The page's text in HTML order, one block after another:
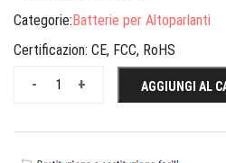
Categorie:Batterie per Altoparlanti
Certificazion: CE, FCC, RoHS
+
- AGGIUNGI AL